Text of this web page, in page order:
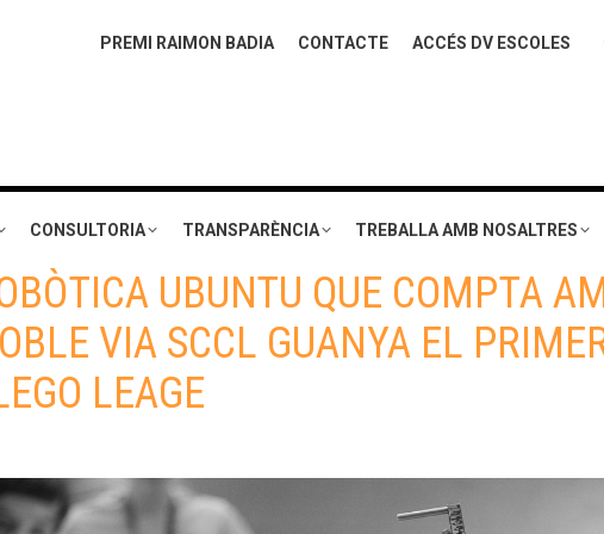
PREMI RAIMON BADIA CONTACTE ACCÉS DV ESCOLES
CONSULTORIA TRANSPARÈNCIA TREBALLA AMB NOSALTRES
UBUNTU QUE COMPTA
VIA SCCL GUANYA EL
LEAGE